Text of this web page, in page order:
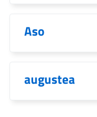
Aso
augustea